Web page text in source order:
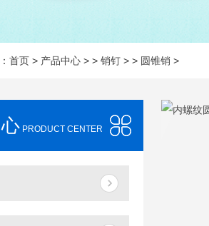
首页 > 产品中心 > > 销钉 > > 圆锥销 >
PRODUCT CENTER